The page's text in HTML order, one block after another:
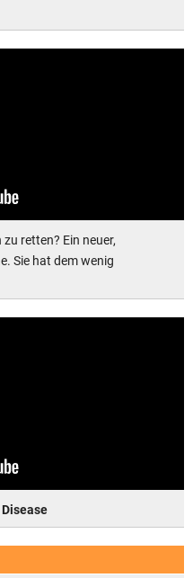
retten? Ein neuer,
Sie hat dem wenig